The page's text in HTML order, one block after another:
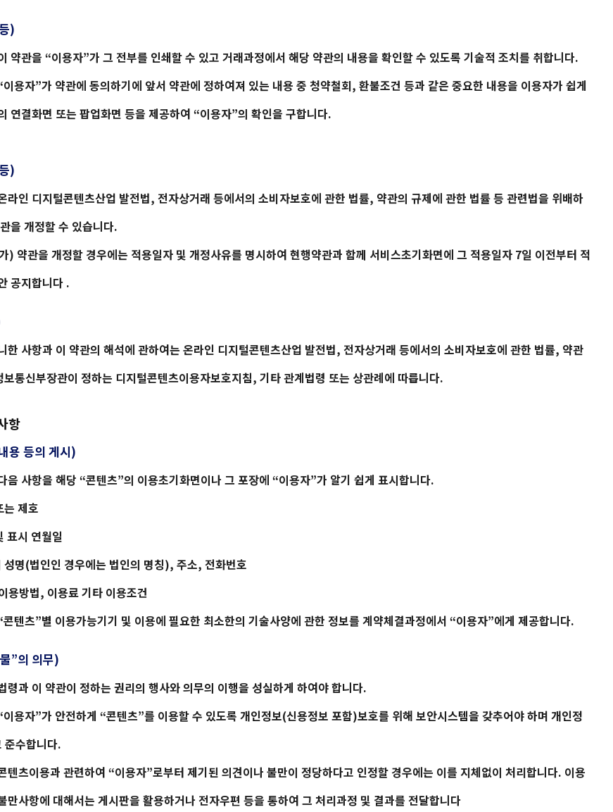
)
약관을 “이용자”가 그 전부를 인쇄할 수 있고 거래과정에서 해당 약관의 내용을 확인할 수 있도록 기술적 조치를 취합니다.
이용자”가 약관에 동의하기에 앞서 약관에 정하여져 있는 내용 중 청약철회, 환불조건 등과 같은 중요한 내용을 이용자가 쉽게
연결화면 또는 팝업화면 등을 제공하여 “이용자”의 확인을 구합니다.
)
라인 디지털콘텐츠산업 발전법, 전자상거래 등에서의 소비자보호에 관한 법률, 약관의 규제에 관한 법률 등 관련법을 위배하
을 개정할 수 있습니다.
) 약관을 개정할 경우에는 적용일자 및 개정사유를 명시하여 현행약관과 함께 서비스초기화면에 그 적용일자 7일 이전부터 적
공지합니다 .
한 사항과 이 약관의 해석에 관하여는 온라인 디지털콘텐츠산업 발전법, 전자상거래 등에서의 소비자보호에 관한 법률, 약관
통신부장관이 정하는 디지털콘텐츠이용자보호지침, 기타 관계법령 또는 상관례에 따릅니다.
항
용 등의 게시)
음 사항을 해당 “콘텐츠”의 이용초기화면이나 그 포장에 “이용자”가 알기 쉽게 표시합니다.
제호
표시 연월일
명(법인인 경우에는 법인의 명칭), 주소, 전화번호
용방법, 이용료 기타 이용조건
콘텐츠”별 이용가능기기 및 이용에 필요한 최소한의 기술사양에 관한 정보를 계약체결과정에서 “이용자”에게 제공합니다.
”의 의무)
령과 이 약관이 정하는 권리의 행사와 의무의 이행을 성실하게 하여야 합니다.
이용자”가 안전하게 “콘텐츠”를 이용할 수 있도록 개인정보(신용정보 포함)보호를 위해 보안시스템을 갖추어야 하며 개인정
준수합니다.
텐츠이용과 관련하여 “이용자”로부터 제기된 의견이나 불만이 정당하다고 인정할 경우에는 이를 지체없이 처리합니다. 이용
만사항에 대해서는 게시판을 활용하거나 전자우편 등을 통하여 그 처리과정 및 결과를 전달합니다